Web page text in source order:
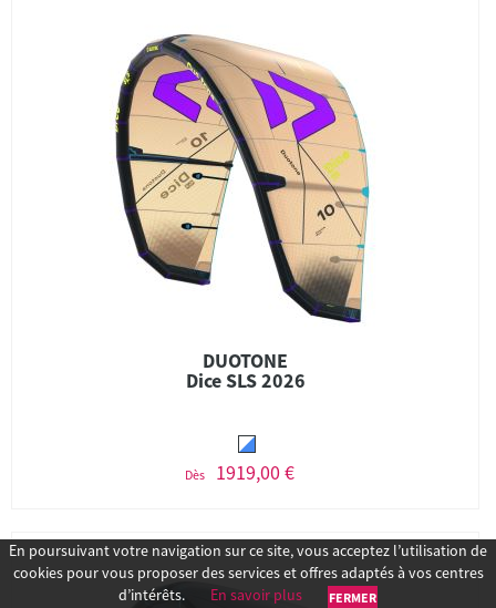
DUOTONE
Dice SLS 2026
Dès 1919,00 €
En poursuivant votre navigation sur ce site, vous acceptez l’utilisation de
cookies pour vous proposer des services et offres adaptés à vos centres
d’intérêts.
En savoir plus FERMER